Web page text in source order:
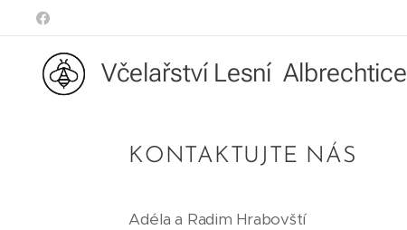
Včelařství Lesní Albrechtice
KONTAKTUJTE NÁS
Adéla a Radim Hrabovští